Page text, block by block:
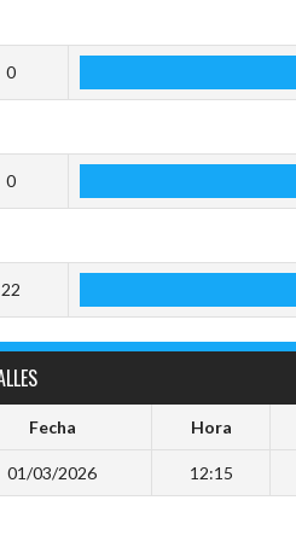
0
0
22
Fecha Hora
01/03/2026 12:15